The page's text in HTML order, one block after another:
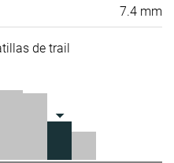
7.4 mm
de trail